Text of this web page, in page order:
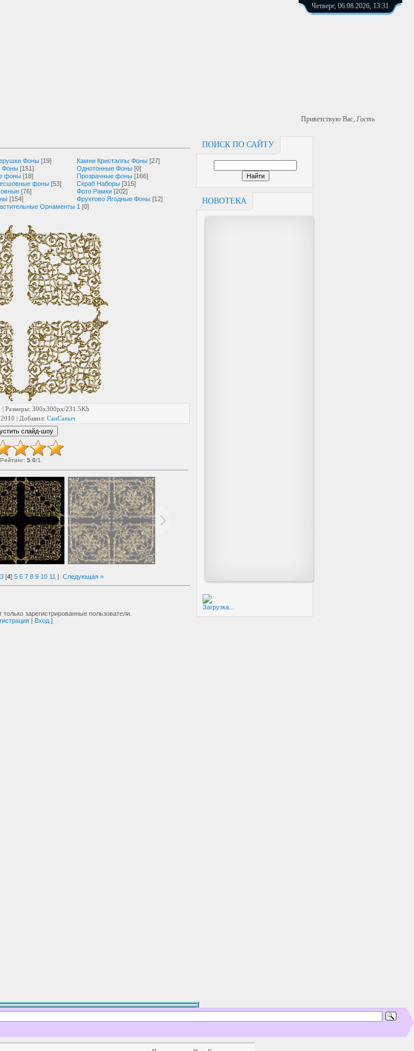
Четверг, 06.08.2026, 13:31
Приветствую Вас, Гость
ПОИСК ПО САЙТУ
НОВОТЕКА
Загрузка...
Фоны [19] Камни Кристаллы Фоны [27]
Фоны [151] Однотонные Фоны [0]
фоны [18] Прозрачные фоны [166]
фоны [53] Скраб Наборы [315]
[76] Фото Рамки [202]
[154] Фруктово Ягодные Фоны [12]
Орнаменты 1 [0]
| Размеры: 300x300px/231.5Kb
| Добавил: СанСаныч
Рейтинг: 5.0/1
3[4] 5 6 7 8 9 10 11 | Следующая »
зарегистрированные пользователи.
| Вход ]